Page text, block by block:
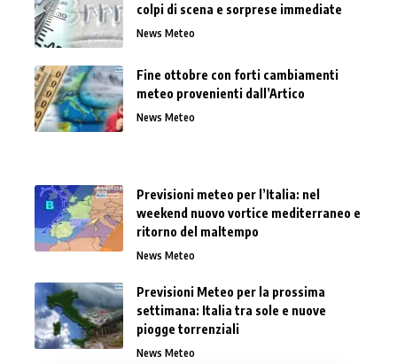
colpi di scena e sorprese immediate
News Meteo
Fine ottobre con forti cambiamenti
meteo provenienti dall’Artico
News Meteo
Previsioni meteo per l’Italia: nel
weekend nuovo vortice mediterraneo e
ritorno del maltempo
News Meteo
Previsioni Meteo per la prossima
settimana: Italia tra sole e nuove
piogge torrenziali
News Meteo